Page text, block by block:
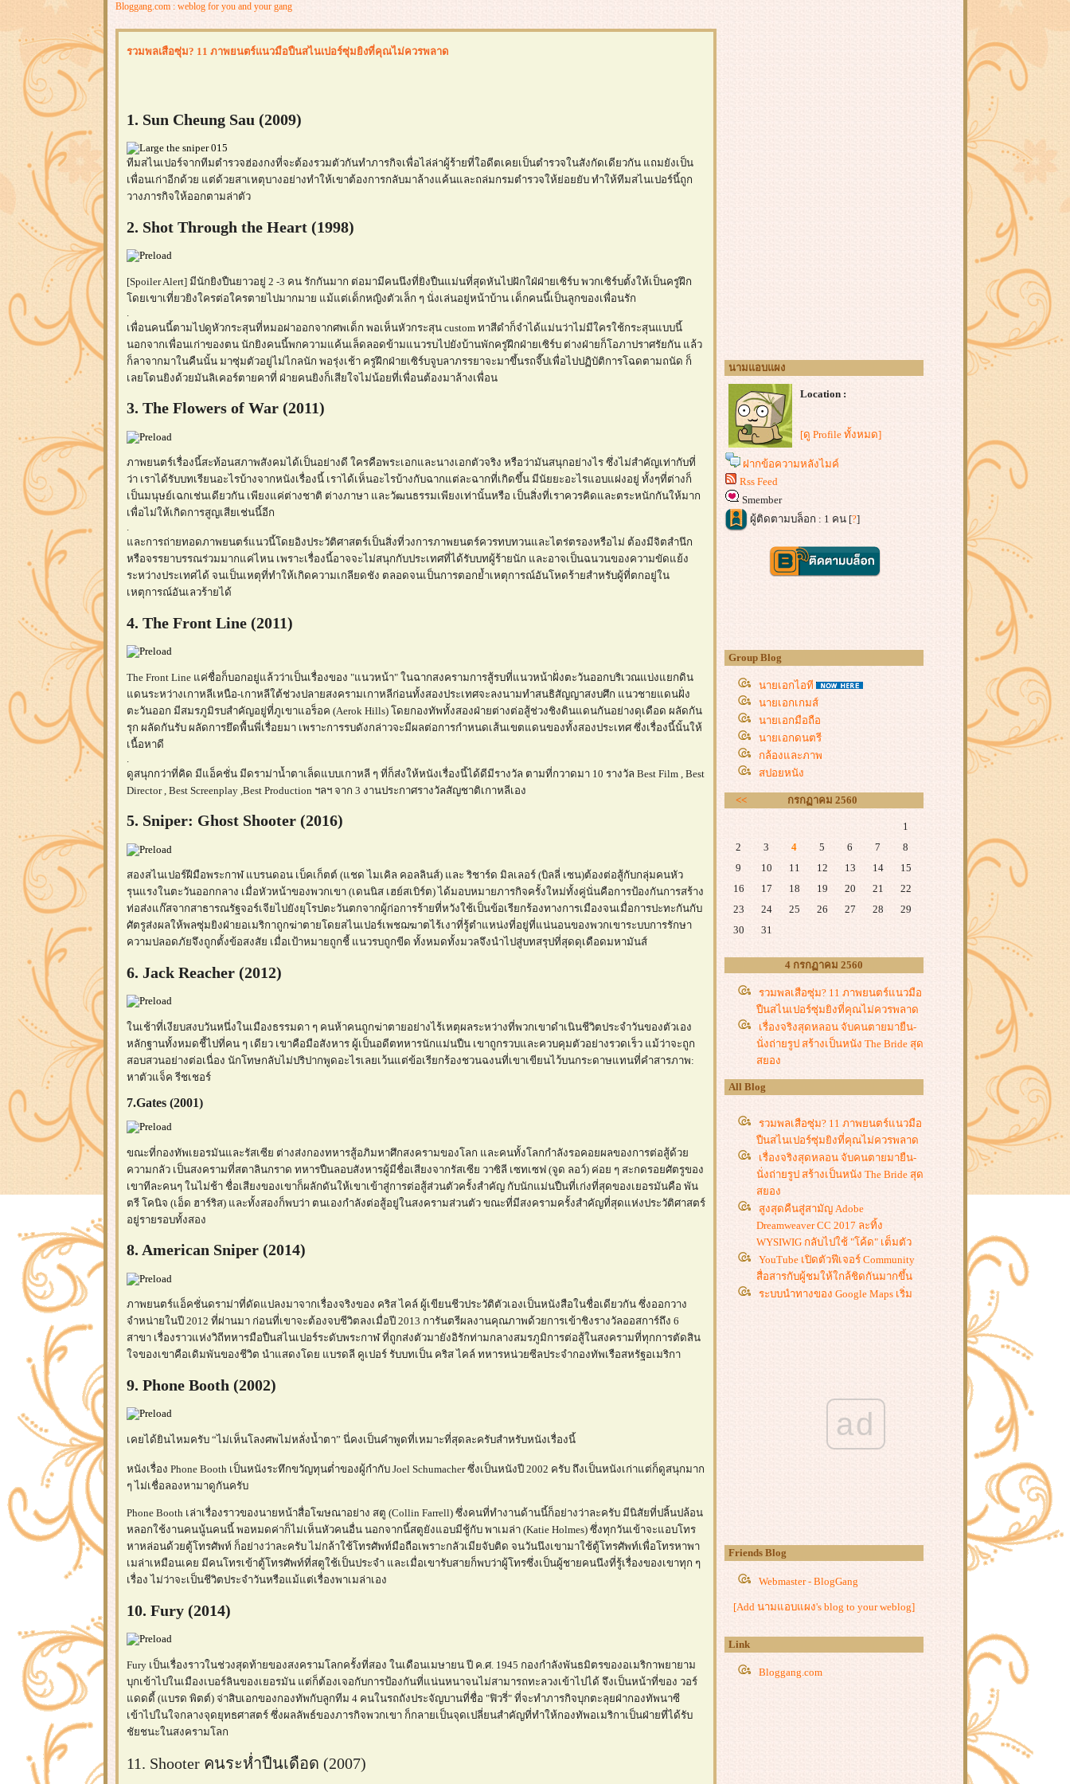
Bloggang.com : weblog for you and your gang
รวมพลเสือซุ่ม? 11 ภาพยนตร์แนวมือปืนสไนเปอร์ซุ่มยิงที่คุณไม่ควรพลาด
1. Sun Cheung Sau (2009)
ทีมสไนเปอร์จากทีมตำรวจฮ่องกงที่จะต้องรวมตัวกันทำภารกิจเพื่อไล่ล่าผู้ร้ายที่ใอดีตเคยเป็นตำรวจในสังกัดเดียวกัน แถมยังเป็น
เพื่อนเก่าอีกด้วย แต่ด้วยสาเหตุบางอย่างทำให้เขาต้องการกลับมาล้างแค้นและถล่มกรมตำรวจให้ย่อยยับ ทำให้ทีมสไนเปอร์นี้ถูก
วางภารกิจให้ออกตามล่าตัว
2. Shot Through the Heart (1998)
[Spoiler Alert] มีนักยิงปืนยาวอยู่ 2 -3 คน รักกันมาก ต่อมามีคนนึงที่ยิงปืนแม่นที่สุดหันไปฝักใฝ่ฝ่ายเซิร์บ พวกเซิร์บตั้งให้เป็นครูฝึก
ดยเขาเที่ยวยิงใครต่อใครตายไปมากมาย แม้แต่เด็กหญิงตัวเล็ก ๆ นั่งเล่นอยู่หน้าบ้าน เด็กคนนี้เป็นลูกของเพื่อนรัก
เพื่อนคนนี้ตามไปดูหัวกระสุนที่หมอผ่าออกจากศพเด็ก พอเห็นหัวกระสุน custom ทาสีดำก็จำได้แม่นว่าไม่มีใครใช้กระสุนแบบนี้
นอกจากเพื่อนเก่าของตน นักยิงคนนี้พกความแค้นเล็ดลอดข้ามแนวรบไปยังบ้านพักครูฝึกฝ่ายเซิร์บ ต่างฝ่ายก็โอภาปราศรัยกัน แล้ว
ก็ลาจากมาในคืนนั้น มาซุ่มตัวอยู่ไม่ไกลนัก พอรุ่งเช้า ครูฝึกฝ่ายเซิร์บจูบลาภรรยาจะมาขึ้นรถจี๊ปเพื่อไปปฏิบัติการโฉดตามถนัด ก็
เลยโดนยิงด้วยมันลิเคอร์ตายคาที่ ฝ่ายคนยิงก็เสียใจไม่น้อยที่เพื่อนต้องมาล้างเพื่อน
3. The Flowers of War (2011)
ภาพยนตร์เรื่องนี้สะท้อนสภาพสังคมได้เป็นอย่างดี ใครคือพระเอกและนางเอกตัวจริง หรือว่ามันสนุกอย่างไร ซึ่งไม่สำคัญเท่ากับที่
ว่า เราได้รับบทเรียนอะไรบ้างจากหนังเรื่องนี้ เราได้เห็นอะไรบ้างกับฉากแต่ละฉากที่เกิดขึ้น มีนัยยะอะไรแอบแฝงอยู่ ทั้งๆที่ต่างก็
เป็นมนุษย์เฉกเช่นเดียวกัน เพียงแค่ต่างชาติ ต่างภาษา และวัฒนธรรมเพียงเท่านั้นหรือ เป็นสิ่งที่เราควรคิดและตระหนักกันให้มาก
เพื่อไม่ให้เกิดการสูญเสียเช่นนี้อีก
.
ละการถ่ายทอดภาพยนตร์แนวนี้โดยอิงประวัติศาสตร์เป็นสิ่งที่วงการภาพยนตร์ควรทบทวนและไตร่ตรองหรือไม่ ต้องมีจิตสำนึก
หรือจรรยาบรรณร่วมมากแค่ไหน เพราะเรื่องนี้อาจจะไม่สนุกกับประเทศที่ได้รับบทผู้ร้ายนัก และอาจเป็นฉนวนของความขัดแย้ง
ระหว่างประเทศได้ จนเป็นเหตุที่ทำให้เกิดความเกลียดชัง ตลอดจนเป็นการตอกย้ำเหตุการณ์อันโหดร้ายสำหรับผู้ที่ตกอยู่ใน
เหตุการณ์อันเลวร้ายได้
4. The Front Line (2011)
The Front Line แค่ชื่อก็บอกอยู่แล้วว่าเป็นเรื่องของ "แนวหน้า" ในฉากสงครามการสู้รบที่แนวหน้าฝั่งตะวันออกบริเวณแบ่งแยกดิน
ดนระหว่างเกาหลีเหนือ-เกาหลีใต้ช่วงปลายสงครามเกาหลีก่อนทั้งสองประเทศจะลงนามทำสนธิสัญญาสงบศึก แนวชายแดนฝั่ง
ตะวันออก มีสมรภูมิรบสำคัญอยู่ที่ภูเขาแอร็อค (Aerok Hills) โดยกองทัพทั้งสองฝ่ายต่างต่อสู้ช่วงชิงดินแดนกันอย่างดุเดือด ผลัดกัน
รุก ผลัดกันรับ ผลัดการยึดพื้นพี่เรื่อยมา เพราะการรบดังกล่าวจะมีผลต่อการกำหนดเส้นเขตแดนของทั้งสองประเทศ ซึ่งเรื่องนี้นั้นให้
เนื้อหาดี
ดูสนุกกว่าที่คิด มีแอ็คชั่น มีดราม่าน้ำตาเล็ดแบบเกาหลี ๆ ที่ก็ส่งให้หนังเรื่องนี้ได้ดีมีรางวัล ตามที่กวาดมา 10 รางวัล Best Film , Best
Director , Best Screenplay ,Best Production ฯลฯ จาก 3 งานประกาศรางวัลสัญชาติเกาหลีเอง
5. Sniper: Ghost Shooter (2016)
สองสไนเปอร์ฝีมือพระกาฬ แบรนดอน เบ็คเก็ตต์ (แชด ไมเคิล คอลลินส์) และ ริชาร์ด มิลเลอร์ (บิลลี่ เซน)ต้องต่อสู้กับกลุ่มคนหัว
รุนแรงในตะวันออกกลาง เมื่อหัวหน้าของพวกเขา (เดนนิส เฮย์สเบิร์ต) ได้มอบหมายภารกิจครั้งใหม่ทั้งคู่นั่นคือการป้องกันการสร้าง
ท่อส่งแก๊สจากสาธารณรัฐจอร์เจียไปยังยุโรปตะวันตกจากผู้ก่อการร้ายที่หวังใช้เป็นข้อเรียกร้องทางการเมืองจนเมื่อการปะทะกันกับ
ศัตรูส่งผลให้พลซุ่มยิงฝ่ายอเมริกาถูกฆ่าตายโดยสไนเปอร์เพชฌฆาตไร้เงาที่รู้ตำแหน่งที่อยู่ที่แน่นอนของพวกเขาระบบการรักษา
ความปลอดภัยจึงถูกตั้งข้อสงสัย เมื่อเป้าหมายถูกชี้ แนวรบถูกขีด ทั้งหมดทั้งมวลจึงนำไปสู่บทสรุปที่สุดดุเดือดมหามันส์
6. Jack Reacher (2012)
นเช้าที่เงียบสงบวันหนึ่งในเมืองธรรมดา ๆ คนห้าคนถูกฆ่าตายอย่างไร้เหตุผลระหว่างที่พวกเขาดำเนินชีวิตประจำวันของตัวเอง
หลักฐานทั้งหมดชี้ไปที่คน ๆ เดียว เขาคือมือสังหาร ผู้เป็นอดีตทหารนักแม่นปืน เขาถูกรวบและควบคุมตัวอย่างรวดเร็ว แม้ว่าจะถูก
สอบสวนอย่างต่อเนื่อง นักโทษกลับไม่ปริปากพูดอะไรเลยเว้นแต่ข้อเรียกร้องชวนฉงนที่เขาเขียนไว้บนกระดาษแทนที่คำสารภาพ:
หาตัวแจ็ค รีชเชอร์
7.Gates (2001)
ขณะที่กองทัพเยอรมันและรัสเซีย ต่างส่งกองทหารสู้อภิมหาศึกสงครามของโลก และคนทั้งโลกกำลังรอคอยผลของการต่อสู้ด้ว
ความกลัว เป็นสงครามที่สตาลินกราด ทหารปืนลอบสังหารผู้มีชื่อเสียงจากรัสเซีย วาซิลี เซทเซฟ (จูด ลอว์) ค่อย ๆ สะกดรอยศัตรูของ
เขาทีละคนๆ ในไม่ช้า ชื่อเสียงของเขาก็ผลักดันให้เขาเข้าสู่การต่อสู้ส่วนตัวครั้งสำคัญ กับนักแม่นปืนที่เก่งที่สุดของเยอรมันคือ พัน
ตรี โคนิจ (เอ็ด ฮาร์ริส) และทั้งสองก็พบว่า ตนเองกำลังต่อสู้อยู่ในสงครามส่วนตัว ขณะที่มีสงครามครั้งสำคัญที่สุดแห่งประวัติศาสตร์
อยู่รายรอบทั้งสอง
8. American Sniper (2014)
ภาพยนตร์แอ็คชั่นดราม่าที่ดัดแปลงมาจากเรื่องจริงของ คริส ไคล์ ผู้เขียนชีวประวัติตัวเองเป็นหนังสือในชื่อเดียวกัน ซึ่งออกวาง
จำหน่ายในปี 2012 ที่ผ่านมา ก่อนที่เขาจะต้องจบชีวิตลงเมื่อปี 2013 การันตรีผลงานคุณภาพด้วยการเข้าชิงรางวัลออสการ์ถึง 6
สาขา เรื่องราวแห่งวิถีทหารมือปืนสไนเปอร์ระดับพระกาฬ ที่ถูกส่งตัวมายังอิรักท่ามกลางสมรภูมิการต่อสู้ในสงครามที่ทุกการตัดสิน
จของเขาคือเดิมพันของชีวิต นำแสดงโดย แบรดลี คูเปอร์ รับบทเป็น คริส ไคล์ ทหารหน่วยซีลประจำกองทัพเรือสหรัฐอเมริกา
9. Phone Booth (2002)
เคยได้ยินไหมครับ “ไม่เห็นโลงศพไม่หลั่งน้ำตา” นี่คงเป็นคำพูดที่เหมาะที่สุดละครับสำหรับหนังเรื่องนี้
หนังเรื่อง Phone Booth เป็นหนังระทึกขวัญทุนต่ำของผู้กำกับ Joel Schumacher ซึ่งเป็นหนังปี 2002 ครับ ถึงเป็นหนังเก่าแต่ก็ดูสนุกมาก
ๆ ไม่เชื่อลองหามาดูกันครับ
Phone Booth เล่าเรื่องราวของนายหน้าสื่อโฆษณาอย่าง สตู (Collin Farrell) ซึ่งคนที่ทำงานด้านนี้ก็อย่างว่าละครับ มีนิสัยที่ปลิ้นปล้อน
หลอกใช้งานคนนู้นคนนี้ พอหมดค่าก็ไม่เห็นหัวคนอื่น นอกจากนี้สตูยังแอบมีชู้กับ พาเมล่า (Katie Holmes) ซึ่งทุกวันเข้าจะแอบโทร
หาหล่อนด้วยตู้โทรศัพท์ ก็อย่างว่าละครับ ไม่กล้าใช้โทรศัพท์มือถือเพราะกลัวเมียจับติด จนวันนึงเขามาใช้ตู้โทรศัพท์เพื่อโทรหาพา
เมล่าเหมือนเคย มีคนโทรเข้าตู้โทรศัพท์ที่สตูใช้เป็นประจำ และเมื่อเขารับสายก็พบว่าผู้โทรซึ่งเป็นผู้ชายคนนึงที่รู้เรื่องของเขาทุก ๆ
เรื่อง ไม่ว่าจะเป็นชีวิตประจำวันหรือแม้แต่เรื่องพาเมล่าเอง
10. Fury (2014)
Fury เป็นเรื่องราวในช่วงสุดท้ายของสงครามโลกครั้งที่สอง ในเดือนเมษายน ปี ค.ศ. 1945 กองกำลังพันธมิตรของอเมริกาพยายาม
บุกเข้าไปในเมืองเบอร์ลินของเยอรมัน แต่ก็ต้องเจอกับการป้องกันที่แน่นหนาจนไม่สามารถทะลวงเข้าไปได้ จึงเป็นหน้าที่ของ วอร์
ดดดี้ (แบรด พิตต์) จ่าสิบเอกของกองทัพกับลูกทีม 4 คนในรถถังประจัญบานที่ชื่อ "ฟิวรี่" ที่จะทำภารกิจบุกตะลุยฝ่ากองทัพนาซี
เข้าไปในใจกลางจุดยุทธศาสตร์ ซึ่งผลลัพธ์ของภารกิจพวกเขา ก็กลายเป็นจุดเปลี่ยนสำคัญที่ทำให้กองทัพอเมริกาเป็นฝ่ายที่ได้รับ
ชัยชนะในสงครามโลก
11. Shooter คนระห่ำปืนเดือด (2007)
นามแอบแผง
Location :
[ดู Profile ทั้งหมด]
ฝากข้อความหลังไมค์
Rss Feed
Smember
ผู้ติดตามบล็อก : 1 คน [?]
Group Blog
นายเอกไอที
นายเอกเกมส์
นายเอกมือถือ
นายเอกดนตรี
กล้องและภาพ
สปอยหนัง
<< กรกฏาคม 2560
1
2
3 4 5 6 7
8
9
10 11 12 13 14
15
16
17 18 19 20 21
22
23
24 25 26 27 28
29
30
31
4 กรกฏาคม 2560
รวมพลเสือซุ่ม? 11 ภาพยนตร์แนวมือ
ปืนสไนเปอร์ซุ่มยิงที่คุณไม่ควรพลาด
เรื่องจริงสุดหลอน จับคนตายมายืน-
นั่งถ่ายรูป สร้างเป็นหนัง The Bride สุด
สยอง
All Blog
รวมพลเสือซุ่ม? 11 ภาพยนตร์แนวมือ
ปืนสไนเปอร์ซุ่มยิงที่คุณไม่ควรพลาด
เรื่องจริงสุดหลอน จับคนตายมายืน-
นั่งถ่ายรูป สร้างเป็นหนัง The Bride สุด
สยอง
สูงสุดคืนสู่สามัญ Adobe
Dreamweaver CC 2017 ละทิ้ง
WYSIWIG กลับไปใช้ "โค้ด" เต็มตัว
YouTube เปิดตัวฟีเจอร์ Community
สื่อสารกับผู้ชมให้ใกล้ชิดกันมากขึ้น
ระบบนำทางของ Google Maps เริ่ม
Acer เปิดตัว Predator 21X เกมมิ่ง
น้ตบุ๊คยักษ์ พร้อมจอโค้ง 21 นิ้ว หนัก
รองผู้การฯปอท
ไวรัสเฟซบุ๊คมาในรูปแบบของ
Pokémon GO แล้ว
ตามที่เราต้องการ พร้อมรายงาน
151 ตัว
ad
Friends Blog
Webmaster - BlogGang
[Add นามแอบแผง's blog to your weblog]
Link
Bloggang.com